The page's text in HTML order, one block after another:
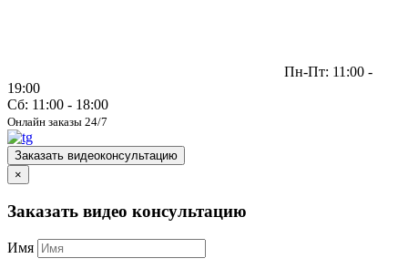
Пн-Пт: 11:00 -
19:00
Сб: 11:00 - 18:00
Онлайн заказы 24/7
Заказать видеоконсультацию
×
Заказать видео консультацию
Имя